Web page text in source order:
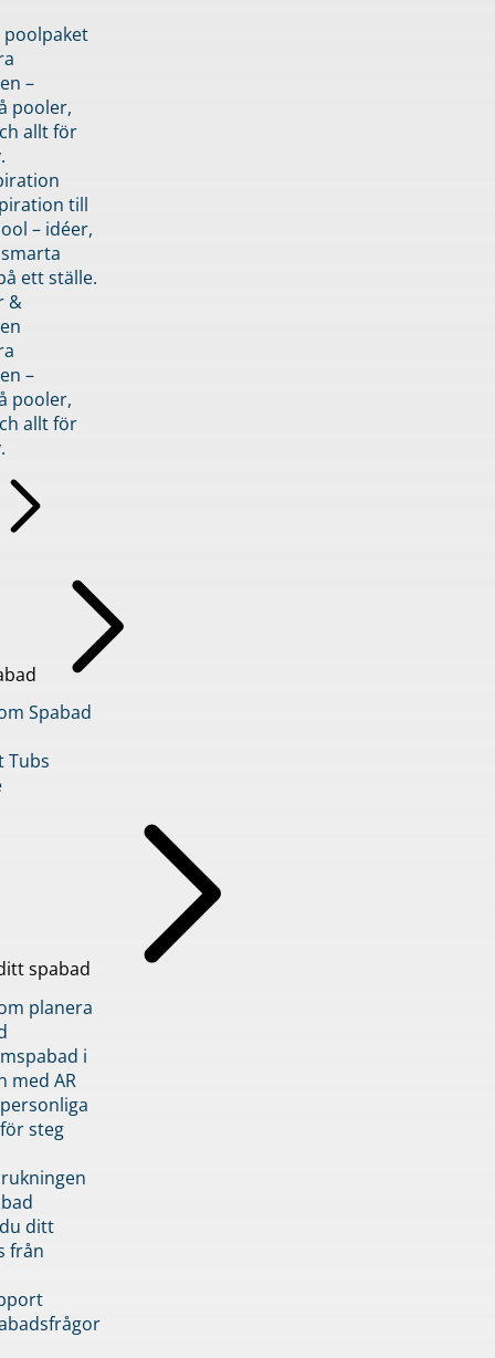
–
pooler,
allt för
till
– idéer,
ett ställe.
&
–
pooler,
allt för
Spabad
Tubs
spabad
planera
i
med AR
steg
ditt
från